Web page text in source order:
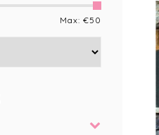
Max: €50